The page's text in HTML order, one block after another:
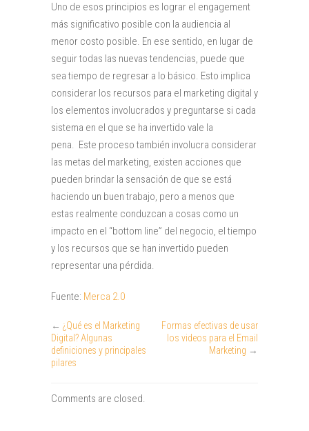
Uno de esos principios es lograr el engagement
más significativo posible con la audiencia al
menor costo posible. En ese sentido, en lugar de
seguir todas las nuevas tendencias, puede que
sea tiempo de regresar a lo básico. Esto implica
considerar los recursos para el marketing digital y
los elementos involucrados y preguntarse si cada
sistema en el que se ha invertido vale la
pena. Este proceso también involucra considerar
las metas del marketing, existen acciones que
pueden brindar la sensación de que se está
haciendo un buen trabajo, pero a menos que
estas realmente conduzcan a cosas como un
impacto en el “bottom line” del negocio, el tiempo
y los recursos que se han invertido pueden
representar una pérdida.
Fuente: Merca 2.0
← ¿Qué es el Marketing
Digital? Algunas
definiciones y principales
pilares
Formas efectivas de usar
los videos para el Email
Marketing →
Comments are closed.